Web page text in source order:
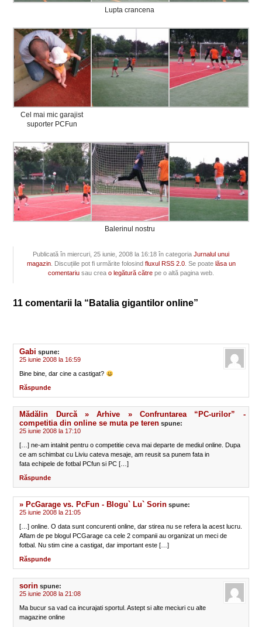
Lupta crancena
Cel mai mic garajist
suporter PCFun
Balerinul nostru
Publicată în miercuri, 25 iunie, 2008 la 16:18 în categoriaJurnalul unui
magazin. Discuțiile pot fi urmărite folosind fluxul RSS 2.0. Se poate lăsa un
comentariu sau creao legătură către pe o altă pagina web.
11 comentarii la “Batalia gigantilor online”
Gabi spune:
25 iunie 2008 la 16:59
Bine bine, dar cine a castigat?
Răspunde
Mădălin Durcă » Arhive » Confruntarea “PC-urilor” -
competitia din online se muta pe teren spune:
25 iunie 2008 la 17:10
[…] ne-am intalnit pentru o competitie ceva mai departe de mediul online. Dupa
ce am schimbat cu Liviu cateva mesaje, am reusit sa punem fata in
fata echipele de fotbal PCfun si PC […]
Răspunde
» PcGarage vs. PcFun - Blogu` Lu` Sorin spune:
25 iunie 2008 la 21:05
[…] online. O data sunt concurenti online, dar stirea nu se refera la acest lucru.
Aflam de pe blogul PCGarage ca cele 2 companii au organizat un meci de
fotbal. Nu stim cine a castigat, dar important este […]
Răspunde
sorin spune:
25 iunie 2008 la 21:08
Ma bucur sa vad ca incurajati sportul. Astept si alte meciuri cu alte
magazine online